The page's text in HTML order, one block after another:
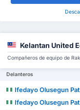
Kelantan United
Compañeros de equipo de
Delanteros
Ifedayo Olusegun
Ifedayo Olusegun